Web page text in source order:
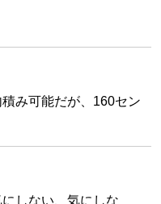
み可能だが、160セン
しない、気にしな